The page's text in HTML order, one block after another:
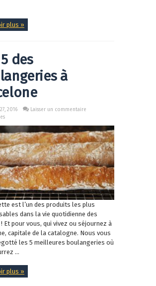
plus »
des
à
2016
Laisser un commentaire
est l’un des produits les plus
dans la vie quotidienne des
Et pour vous, qui vivez ou séjournez à
capitale de la catalogne. Nous vous
les 5 meilleures boulangeries où
...
plus »